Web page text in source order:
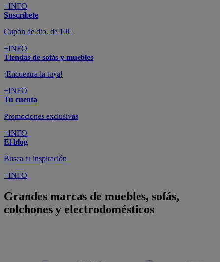
+INFO
Suscríbete
Cupón de dto. de 10€
+INFO
Tiendas de sofás y muebles
¡Encuentra la tuya!
+INFO
Tu cuenta
Promociones exclusivas
+INFO
El blog
Busca tu inspiración
+INFO
Grandes marcas de muebles, sofás,
colchones y electrodomésticos